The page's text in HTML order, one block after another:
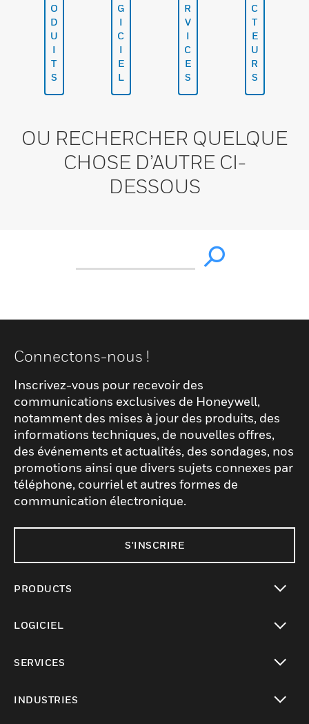
O
D
U
I
T
S
G
I
C
I
E
L
R
V
I
C
E
S
C
T
E
U
R
S
OU RECHERCHER QUELQUE
CHOSE D’AUTRE CI-
DESSOUS
Connectons-nous !
Inscrivez-vous pour recevoir des
communications exclusives de Honeywell,
notamment des mises à jour des produits, des
informations techniques, de nouvelles offres,
des événements et actualités, des sondages, nos
promotions ainsi que divers sujets connexes par
téléphone, courriel et autres formes de
communication électronique.
S'INSCRIRE
PRODUCTS
LOGICIEL
SERVICES
INDUSTRIES